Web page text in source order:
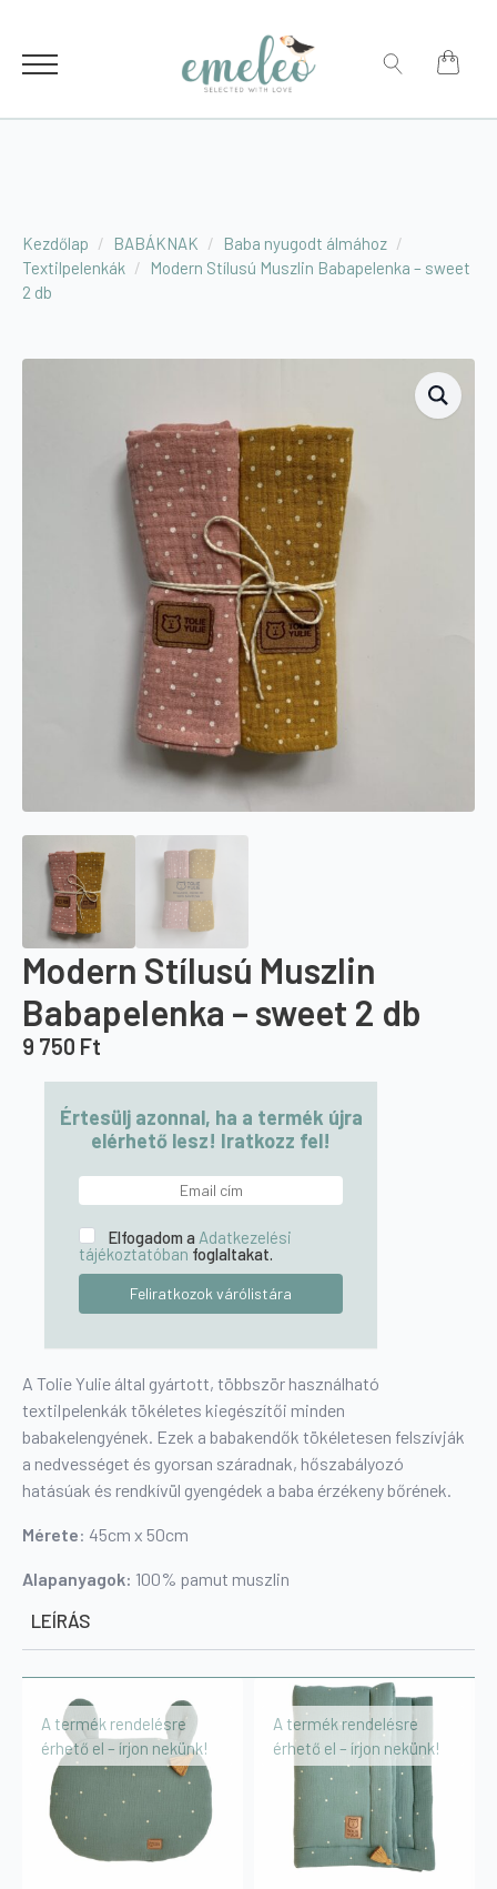
Kezdőlap BABÁKNAK
Baba nyugodt álmához
Textilpelenkák
Modern Stílusú Muszlin Babapelenka – sweet
2 db
Modern Stílusú Muszlin
Babapelenka – sweet 2 db
9 750 Ft
Értesülj azonnal, ha a termék újra
elérhető lesz! Iratkozz fel!
Elfogadom a Adatkezelési
tájékoztatóban foglaltakat.
A Tolie Yulie által gyártott, többször használható
textilpelenkák tökéletes kiegészítői minden
babakelengyének. Ezek a babakendők tökéletesen felszívják
a nedvességet és gyorsan száradnak, hőszabályozó
hatásúak és rendkívül gyengédek a baba érzékeny bőrének.
Mérete: 45cm x 50cm
Alapanyagok: 100% pamut muszlin
LEÍRÁS
A termék rendelésre
érhető el – írjon nekünk!
A termék rendelésre
érhető el – írjon nekünk!